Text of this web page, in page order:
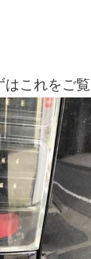
これをご